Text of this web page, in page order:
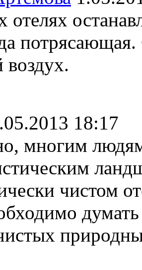
отелях
потрясающая.
воздух.
18:17
многим
чистом
думать